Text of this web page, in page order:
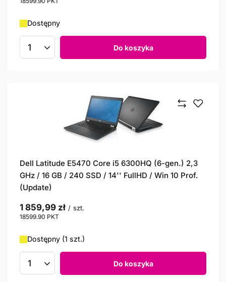
Dostępny
Ilość produktów Do koszyka
Dell Latitude E5470 Core i5 6300HQ (6-gen.) 2,3
GHz / 16 GB / 240 SSD / 14'' FullHD / Win 10 Prof.
(Update)
1 859,99 zł / szt.
18599.90 PKT
Dostępny (1 szt.)
Ilość produktów Do koszyka